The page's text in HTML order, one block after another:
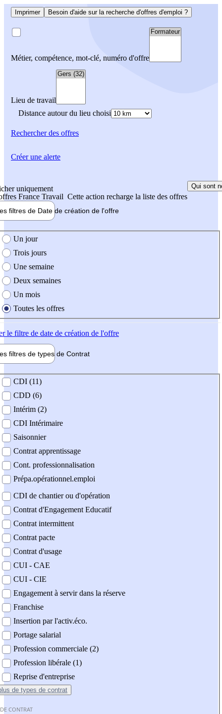
Imprimer Besoin d'aide sur la recherche d'offres d'emploi ?
Métier, compétence, mot-clé, numéro d'offre
Lieu de travail
Distance autour du lieu choisi
Rechercherdes offres
uniquement
France Travail Cette action recharge la liste des offres
Qui sont
filtres de Date de création de l'offre
création de l'offre
Un jour
Trois jours
Une semaine
Deux semaines
Un mois
Toutes les offres
le filtre de date de création de l'offre
filtres de types de Contrat
contrat
CDI (11)
CDD (6)
Intérim (2)
CDI Intérimaire
Saisonnier
Contrat apprentissage
Cont. professionnalisation
Prépa.opérationnel.emploi
CDI de chantier ou d'opération
Contrat d'Engagement Educatif
Contrat intermittent
Contrat pacte
Contrat d'usage
CUI - CAE
CUI - CIE
Engagement à servir dans la réserve
Franchise
Insertion par l'activ.éco.
Portage salarial
Profession commerciale (2)
Profession libérale (1)
Reprise d'entreprise
de types de contrat
CONTRAT
Créer une alerte